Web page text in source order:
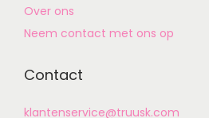
Over ons
Neem contact met ons op
Contact
klantenservice@truusk.com